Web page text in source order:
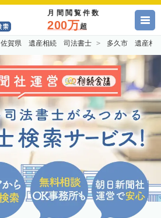
月間閲覧件数
200万超
佐賀県 遺産相続 司法書士 多久市 遺産相